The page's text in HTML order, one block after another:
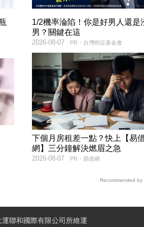
1/2機率淪陷！你是好男人還是
男？關鍵在這
PR・台灣癌症基金會
2026-08-07
下個月房租差一點？快上【易
網】三分鐘解決燃眉之急
PR・易借網
2026-08-07
Recommended by
運聯和國際有限公司所維運